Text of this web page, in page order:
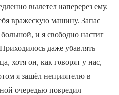
вылетел наперерез ему.
вражескую машину. Запас
и я свободно настиг
даже убавлять
хотя он, как говорят у нас,
я зашёл неприятелю в
очередью повредил